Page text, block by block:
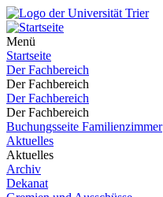
Menü
Startseite
Der Fachbereich
Der Fachbereich
Der Fachbereich
Der Fachbereich
Buchungsseite Familienzimmer
Aktuelles
Aktuelles
Archiv
Dekanat